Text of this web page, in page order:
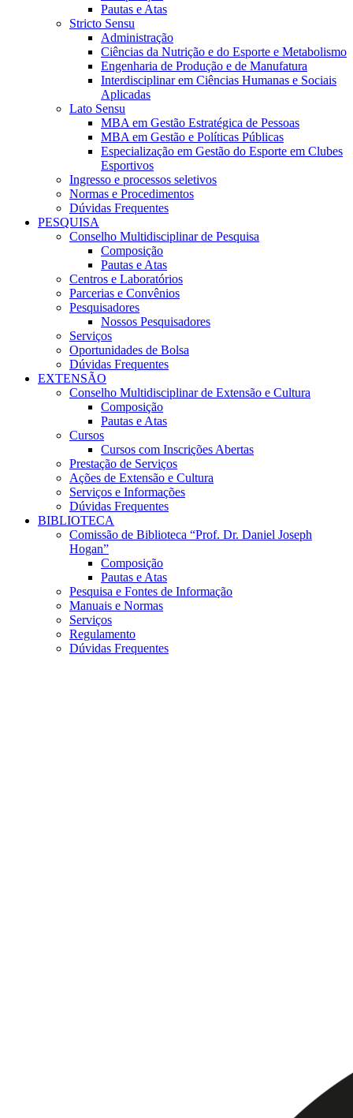
Pautas e Atas
Stricto Sensu
Administração
Ciências da Nutrição e do Esporte e Metabolismo
Engenharia de Produção e de Manufatura
Interdisciplinar em Ciências Humanas e Sociais
Aplicadas
Lato Sensu
MBA em Gestão Estratégica de Pessoas
MBA em Gestão e Políticas Públicas
Especialização em Gestão do Esporte em Clubes
Esportivos
Ingresso e processos seletivos
Normas e Procedimentos
Dúvidas Frequentes
PESQUISA
Conselho Multidisciplinar de Pesquisa
Composição
Pautas e Atas
Centros e Laboratórios
Parcerias e Convênios
Pesquisadores
Nossos Pesquisadores
Serviços
Oportunidades de Bolsa
Dúvidas Frequentes
EXTENSÃO
Conselho Multidisciplinar de Extensão e Cultura
Composição
Pautas e Atas
Cursos
Cursos com Inscrições Abertas
Prestação de Serviços
Ações de Extensão e Cultura
Serviços e Informações
Dúvidas Frequentes
BIBLIOTECA
Comissão de Biblioteca “Prof. Dr. Daniel Joseph
Hogan”
Composição
Pautas e Atas
Pesquisa e Fontes de Informação
Manuais e Normas
Serviços
Regulamento
Dúvidas Frequentes